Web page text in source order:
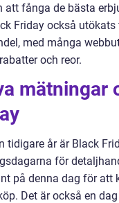
att fånga de bästa
Friday också
med många
och reor.
mätningar
tidigare år är Black
för
på denna dag för att
Det är också en